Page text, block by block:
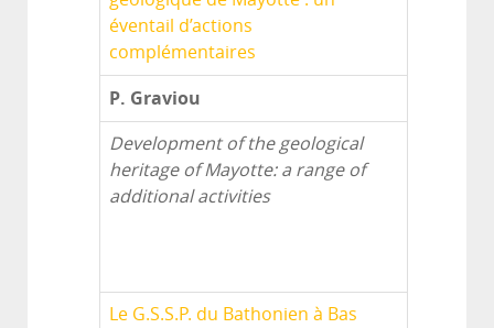
éventail d’actions
complémentaires
P. Graviou
Development of the geological
heritage of Mayotte: a range of
additional activities
Le G.S.S.P. du Bathonien à Bas